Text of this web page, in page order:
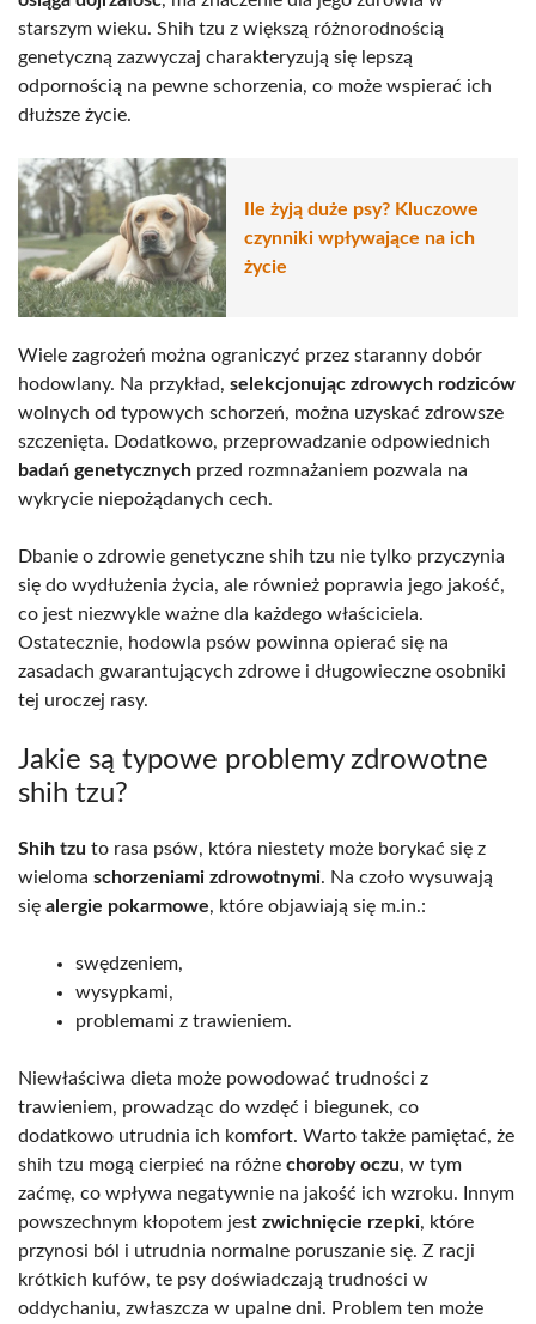
starszym wieku. Shih tzu z większą różnorodnością
genetyczną zazwyczaj charakteryzują się lepszą
odpornością na pewne schorzenia, co może wspierać ich
dłuższe życie.
Ile żyją duże psy? Kluczowe
czynniki wpływające na ich
życie
Wiele zagrożeń można ograniczyć przez staranny dobór
hodowlany. Na przykład, selekcjonując zdrowych rodziców
wolnych od typowych schorzeń, można uzyskać zdrowsze
szczenięta. Dodatkowo, przeprowadzanie odpowiednich
badań genetycznych przed rozmnażaniem pozwala na
wykrycie niepożądanych cech.
Dbanie o zdrowie genetyczne shih tzu nie tylko przyczynia
się do wydłużenia życia, ale również poprawia jego jakość,
co jest niezwykle ważne dla każdego właściciela.
Ostatecznie, hodowla psów powinna opierać się na
zasadach gwarantujących zdrowe i długowieczne osobniki
tej uroczej rasy.
Jakie są typowe problemy zdrowotne
shih tzu?
Shih tzu to rasa psów, która niestety może borykać się z
wieloma schorzeniami zdrowotnymi. Na czoło wysuwają
się alergie pokarmowe, które objawiają się m.in.:
swędzeniem,
wysypkami,
problemami z trawieniem.
Niewłaściwa dieta może powodować trudności z
trawieniem, prowadząc do wzdęć i biegunek, co
dodatkowo utrudnia ich komfort. Warto także pamiętać, że
shih tzu mogą cierpieć na różne choroby oczu, w tym
zaćmę, co wpływa negatywnie na jakość ich wzroku. Innym
powszechnym kłopotem jest zwichnięcie rzepki, które
przynosi ból i utrudnia normalne poruszanie się. Z racji
krótkich kufów, te psy doświadczają trudności w
oddychaniu, zwłaszcza w upalne dni. Problem ten może